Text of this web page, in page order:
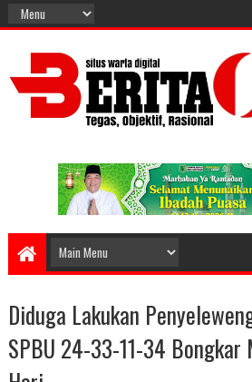
Diduga Lakukan
SPBU 24-33-11-34 Bongkar